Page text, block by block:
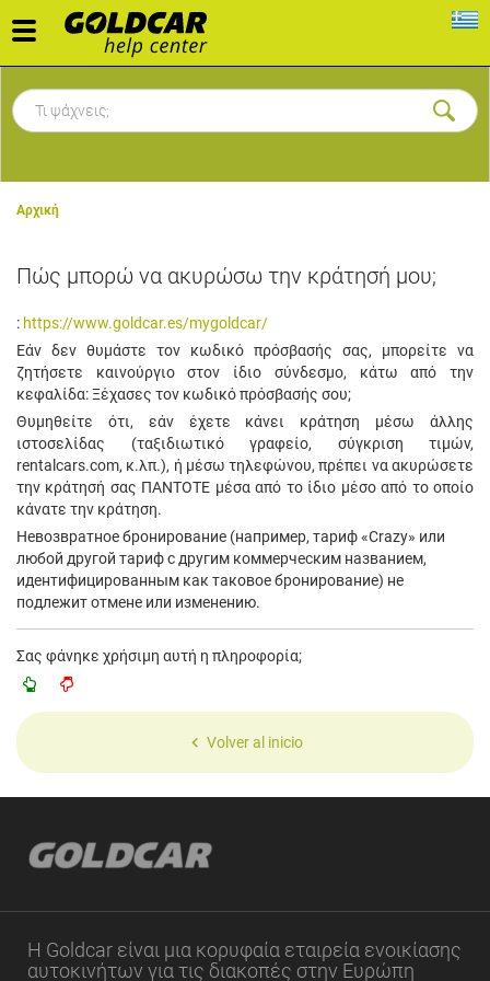
Toggle
navigation
Αρχική
Πώς μπορώ να ακυρώσω την κράτησή μου;
: https://www.goldcar.es/mygoldcar/
Εάν δεν θυμάστε τον κωδικό πρόσβασής σας, μπορείτε να
ζητήσετε καινούργιο στον ίδιο σύνδεσμο, κάτω από την
κεφαλίδα: Ξέχασες τον κωδικό πρόσβασής σου;
Θυμηθείτε ότι, εάν έχετε κάνει κράτηση μέσω άλλης
ιστοσελίδας (ταξιδιωτικό γραφείο, σύγκριση τιμών,
rentalcars.com, κ.λπ.), ή μέσω τηλεφώνου, πρέπει να ακυρώσετε
την κράτησή σας ΠΑΝΤΟΤΕ μέσα από το ίδιο μέσο από το οποίο
κάνατε την κράτηση.
Невозвратное бронирование (например, тариф «Crazy» или
любой другой тариф с другим коммерческим названием,
идентифицированным как таковое бронирование) не
подлежит отмене или изменению.
Σας φάνηκε χρήσιμη αυτή η πληροφορία;
Volver al inicio
Η Goldcar είναι μια κορυφαία εταιρεία ενοικίασης
αυτοκινήτων για τις διακοπές στην Ευρώπη